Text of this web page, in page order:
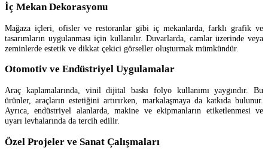
İç Mekan Dekorasyonu
Mağaza içleri, ofisler ve restoranlar gibi iç mekanlarda, farklı grafik ve
tasarımların uygulanması için kullanılır. Duvarlarda, camlar üzerinde veya
zeminlerde estetik ve dikkat çekici görseller oluşturmak mümkündür.
Otomotiv ve Endüstriyel Uygulamalar
Araç kaplamalarında, vinil dijital baskı folyo kullanımı yaygındır. Bu
ürünler, araçların estetiğini artırırken, markalaşmaya da katkıda bulunur.
Ayrıca, endüstriyel alanlarda, makine ve ekipmanların etiketlenmesi ve
uyarı levhalarında da tercih edilir.
Özel Projeler ve Sanat Çalışmaları